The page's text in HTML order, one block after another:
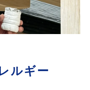
ルギー